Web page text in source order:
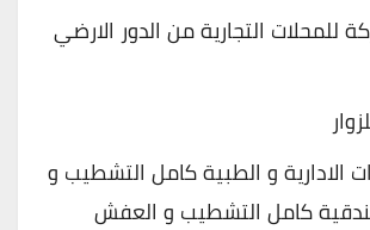
للمحلات التجارية من الدور الارضي
الادارية و الطبية كامل التشطيب و
كامل التشطيب و العفش